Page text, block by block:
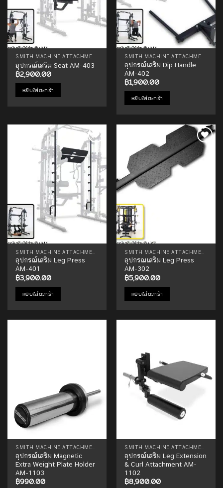
อุปกรณ์เสริม Seat AM-403
฿2,900.00
หยิบใส่ตะกร้า
อุปกรณ์เสริม Dip Handle
AM-402
฿1,900.00
หยิบใส่ตะกร้า
Add to
Wishlist
อุปกรณ์เสริม Leg Press
AM-401
฿3,900.00
หยิบใส่ตะกร้า
Add to
Wishlist
อุปกรณเสริม Leg Press
AM-302
฿5,900.00
หยิบใส่ตะกร้า
อุปกรณ์เสริม Magnetic
Extra Weight Plate Holder
AM-1103
฿990.00
อุปกรณ์เสริม Leg Extension
& Curl Attachment AM-
1102
฿8,900.00